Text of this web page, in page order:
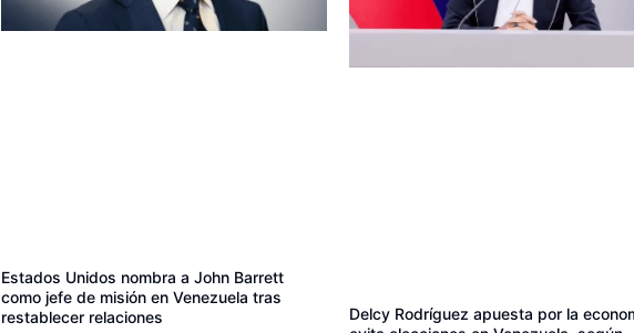
Estados Unidos nombra a John Barrett
como jefe de misión en Venezuela tras
restablecer relaciones
Delcy Rodríguez apuesta por la